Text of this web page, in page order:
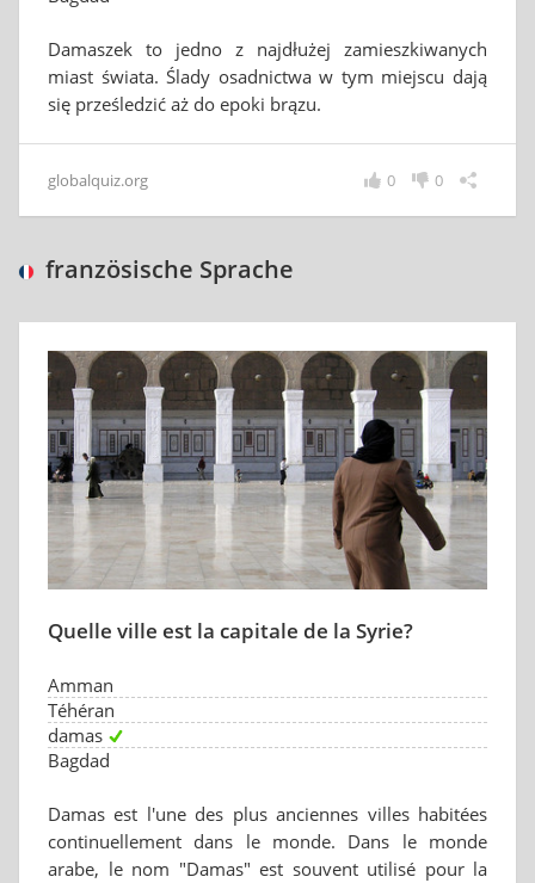
Damaszek to jedno z najdłużej zamieszkiwanych
miast świata. Ślady osadnictwa w tym miejscu dają
się prześledzić aż do epoki brązu.
globalquiz.org 0
0
französische Sprache
Quelle ville est la capitale de la Syrie?
Amman
Téhéran
damas
Bagdad
Damas est l'une des plus anciennes villes habitées
continuellement dans le monde. Dans le monde
arabe, le nom "Damas" est souvent utilisé pour la